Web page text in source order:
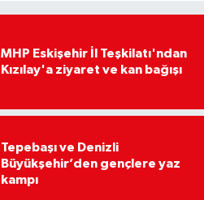
MHP Eskişehir İl Teşkilatı'ndan
Kızılay'a ziyaret ve kan bağışı
Tepebaşı ve Denizli
Büyükşehir’den gençlere yaz
kampı